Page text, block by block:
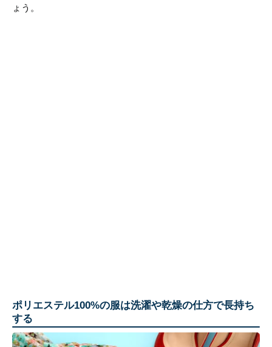
ょう。
ポリエステル100%の服は洗濯や乾燥の仕方で長持ち
する